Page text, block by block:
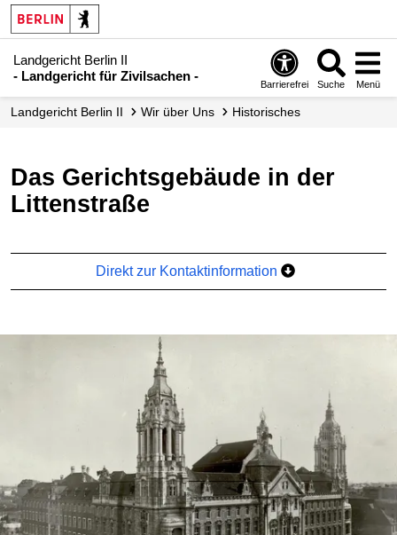
Landgericht Berlin II
- Landgericht für Zivilsachen -
Barrierefrei Suche Menü
Landgericht Berlin II Wir über Uns Historisches
Das Gerichtsgebäude in der
Littenstraße
Direkt zur Kontaktinformation